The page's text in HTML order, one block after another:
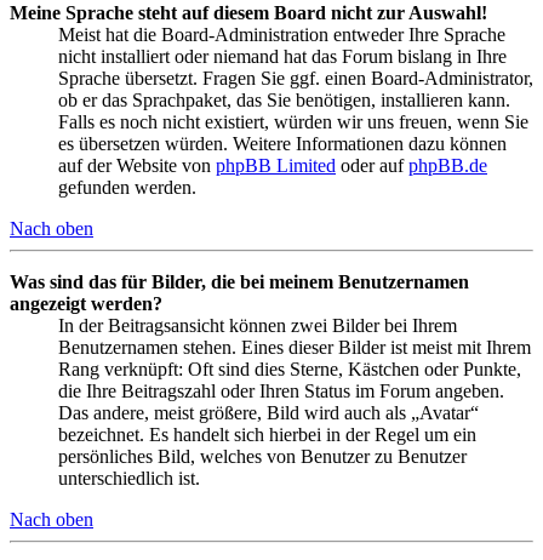
Meine Sprache steht auf diesem Board nicht zur Auswahl!
Meist hat die Board-Administration entweder Ihre Sprache
nicht installiert oder niemand hat das Forum bislang in Ihre
Sprache übersetzt. Fragen Sie ggf. einen Board-Administrator,
ob er das Sprachpaket, das Sie benötigen, installieren kann.
Falls es noch nicht existiert, würden wir uns freuen, wenn Sie
es übersetzen würden. Weitere Informationen dazu können
auf der Website von phpBB Limited oder aufphpBB.de
gefunden werden.
Nach oben
Was sind das für Bilder, die bei meinem Benutzernamen
angezeigt werden?
In der Beitragsansicht können zwei Bilder bei Ihrem
Benutzernamen stehen. Eines dieser Bilder ist meist mit Ihrem
Rang verknüpft: Oft sind dies Sterne, Kästchen oder Punkte,
die Ihre Beitragszahl oder Ihren Status im Forum angeben.
Das andere, meist größere, Bild wird auch als „Avatar“
bezeichnet. Es handelt sich hierbei in der Regel um ein
persönliches Bild, welches von Benutzer zu Benutzer
unterschiedlich ist.
Nach oben